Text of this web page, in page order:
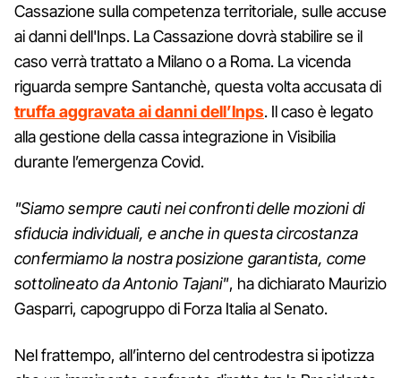
Cassazione sulla competenza territoriale, sulle accuse
ai danni dell'Inps. La Cassazione dovrà stabilire se il
caso verrà trattato a Milano o a Roma. La vicenda
riguarda sempre Santanchè, questa volta accusata di
truffa aggravata ai danni dell’Inps. Il caso è legato
alla gestione della cassa integrazione in Visibilia
durante l’emergenza Covid.
"Siamo sempre cauti nei confronti delle mozioni di
sfiducia individuali, e anche in questa circostanza
confermiamo la nostra posizione garantista, come
sottolineato da Antonio Tajani", ha dichiarato Maurizio
Gasparri, capogruppo di Forza Italia al Senato.
Nel frattempo, all’interno del centrodestra si ipotizza